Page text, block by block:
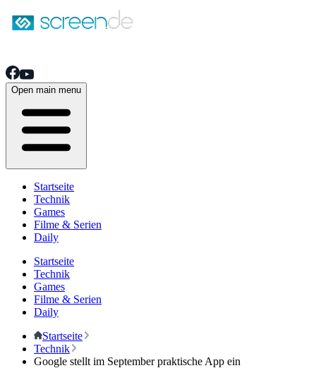
Open main menu
Startseite
Technik
Games
Filme & Serien
Daily
Startseite
Technik
Games
Filme & Serien
Daily
Startseite
Technik
Google stellt im September praktische App ein